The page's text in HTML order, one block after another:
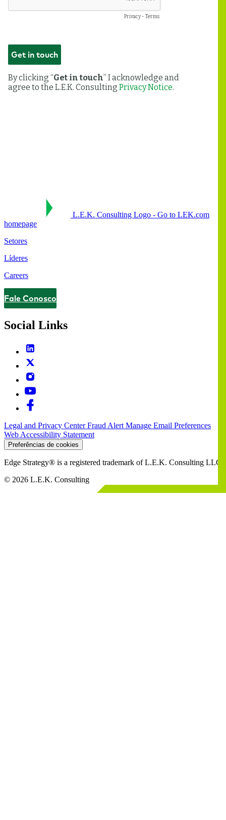
L.E.K. Consulting Logo - Go to LEK.com
homepage
Setores
Líderes
Careers
Contact
Fale Conosco
Social Links
Legal and Privacy CenterFraud Alert Manage Email Preferences
Web Accessibility Statement
Preferências de cookies
Edge Strategy® is a registered trademark of L.E.K. Consulting LLC
© 2026 L.E.K. Consulting